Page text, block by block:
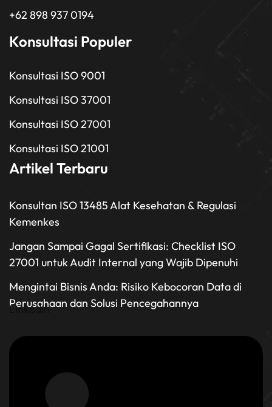
+62 898 937 0194
Konsultasi Populer
Konsultasi ISO 9001
Konsultasi ISO 37001
Konsultasi ISO 27001
Konsultasi ISO 21001
Artikel Terbaru
Konsultan ISO 13485 Alat Kesehatan & Regulasi
Kemenkes
Jangan Sampai Gagal Sertifikasi: Checklist ISO
27001 untuk Audit Internal yang Wajib Dipenuhi
Mengintai Bisnis Anda: Risiko Kebocoran Data di
Perusahaan dan Solusi Pencegahannya
Linkedin